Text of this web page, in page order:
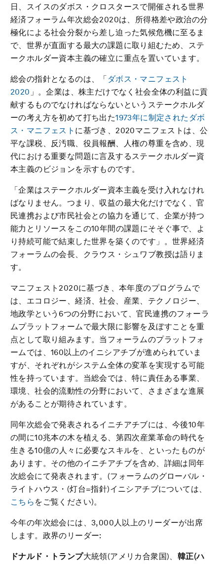
日、スイスのダボス・クロスタースで開催される世界
経済フォーラム年次総会2020は、所得格差や政治の分
極化による社会分裂から差し迫った気候危機に至るま
で、世界が直面する最大の課題に取り組むため、ステ
ークホルダー資本主義の確立に重点を置いています。
総会の指針となるのは、「 ダボス・マニフェスト
2020 」。企業は、株主だけでなく社会全体の利益に貢
献するものでなければならないというステークホルダ
ーの考え方を初めて打ち出た1973年に制定されたダボ
ス・マニフェスト に基づき、2020マニフェストは、公
平な課税、反汚職、役員報酬、人権の尊重を含め、現
代における重要な問題に言及するステークホルダー資
本主義のビジョンを示すものです。
「企業はステークホルダー資本主義を受け入れなけれ
ばなりません。つまり、収益の最大化だけでなく、官
民連携および市民社会との協力を通じて、企業が持つ
能力とリソースをこの10年間の課題にそそぐ事で、よ
り持続可能で結束した世界を築くのです」。世界経済
フォーラムの会長、クラウス・シュワブ教授は語りま
す。
マニフェスト2020に基づき、本年度のプログラムで
は、エコロジー、経済、社会、産業、テクノロジー、
地政学という6つの分野において、官民連携のフォーラ
ムプラットフォームで最大限に影響を及ぼすことを重
点として取り組みます。当フォーラムのプラットフォ
ームでは、160以上のイニシアチブが進められていま
すが、それぞれがシステム全体の変革を実現する可能
性を持っています。当総会では、特に責任ある事業、
環境、社会的流動性の分野において、さまざまな進展
があることが期待されています。
同年次総会で発表されるイニチアチブには、今後10年
の間に10兆本の木を植える、第四次産業革命の時代を
生きる10億の人々に必要なスキルを、といったものが
あります。その他のイニチアチブを含め、詳細は同年
次総会にて発表されます。(フォーラムのグローバル・
ライトハウス・(灯台=指針)イニシアチブについては、
こちら をご覧ください)。
今年の年次総会には、3,000人以上のリーダーが出席
します。政界のリーダー:
ドナルド・トランプ大統領(アメリカ合衆国)、 韓正(ハ